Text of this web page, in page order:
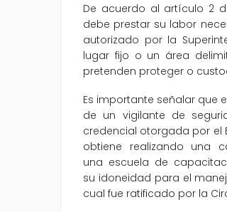
De acuerdo al artículo 2
debe prestar su labor
autorizado por la
lugar fijo o un área
pretenden proteger o
Es importante señalar que
de un vigilante de
credencial otorgada por el
obtiene realizando una
una escuela de
su idoneidad para el
cual fue ratificado por la